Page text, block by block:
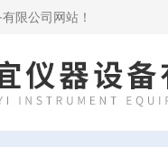
限公司网站！